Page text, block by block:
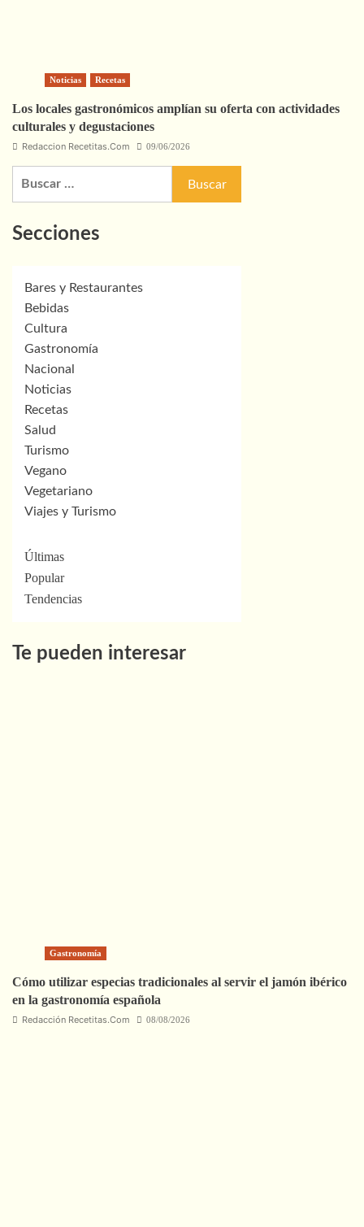
Noticias Recetas
Los locales gastronómicos amplían su oferta con actividades
culturales y degustaciones
Redaccion Recetitas.Com 09/06/2026
Secciones
Bares y Restaurantes
Bebidas
Cultura
Gastronomía
Nacional
Noticias
Recetas
Salud
Turismo
Vegano
Vegetariano
Viajes y Turismo
Últimas
Popular
Tendencias
Te pueden interesar
Gastronomía
Cómo utilizar especias tradicionales al servir el jamón ibérico
en la gastronomía española
Redacción Recetitas.Com 08/08/2026